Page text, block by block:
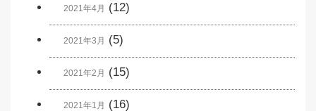
2021年4月 (12)
2021年3月 (5)
2021年2月 (15)
2021年1月 (16)